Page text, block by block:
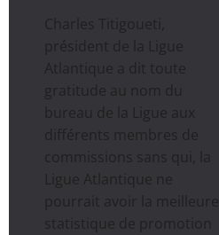
Charles Titigoueti,
président de la Ligue
Atlantique a dit toute
gratitude au nom du
bureau de la Ligue aux
différents membres de
commissions sans qui, la
Ligue Atlantique ne
pourrait avoir la meilleure
statistique de promotion